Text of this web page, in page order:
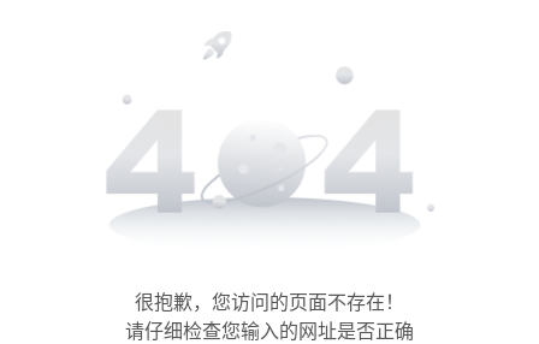
很抱歉，您访问的页面不存在！
请仔细检查您输入的网址是否正确